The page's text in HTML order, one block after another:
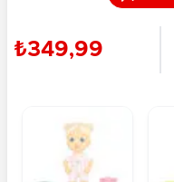
₺349,99